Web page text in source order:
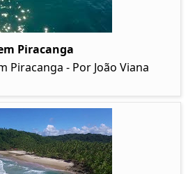
Piracanga
Piracanga - Por João Viana